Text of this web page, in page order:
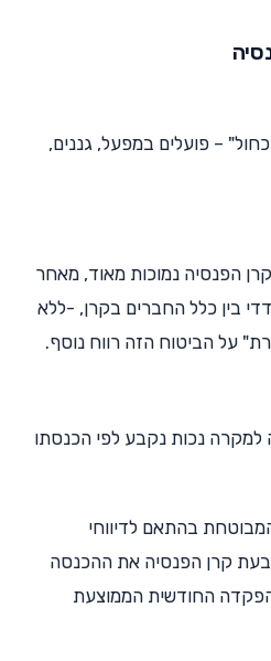
– פועלים במפעל, גננים,
הפנסיה נמוכות מאוד, מאחר
בין כלל החברים בקרן, -ללא
על הביטוח הזה רווח נוסף.
למקרה נכות נקבע לפי הכנסתו
בהתאם לדיווחי
קרן הפנסיה את ההכנסה
החודשית הממוצעת